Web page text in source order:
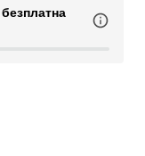
безплатна